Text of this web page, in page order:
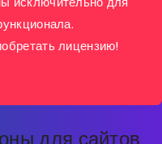
лицензию!